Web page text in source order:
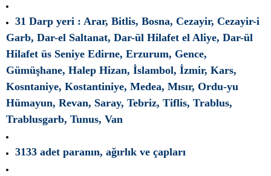
31 Darp yeri : Arar, Bitlis, Bosna, Cezayir, Cezayir-i
Garb, Dar-el Saltanat, Dar-ül Hilafet el Aliye, Dar-ül
Hilafet üs Seniye Edirne, Erzurum, Gence,
Gümüşhane, Halep Hizan, İslambol, İzmir, Kars,
Kosntaniye, Kostantiniye, Medea, Mısır, Ordu-yu
Hümayun, Revan, Saray, Tebriz, Tiflis, Trablus,
Trablusgarb, Tunus, Van
3133 adet paranın, ağırlık ve çapları